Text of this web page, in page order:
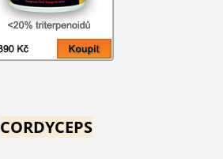
CORDYCEPS